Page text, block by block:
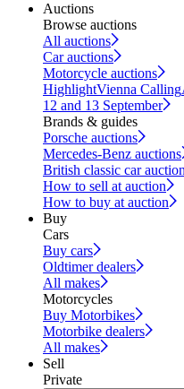
Auctions
Browse auctions
All auctions
Car auctions
Motorcycle auctions
HighlightVienna Calling
12 and 13 September
Brands & guides
Porsche auctions
Mercedes-Benz auctions
British classic car
How to sell at auction
How to buy at auction
Buy
Cars
Buy cars
Oldtimer dealers
All makes
Motorcycles
Buy Motorbikes
Motorbike dealers
All makes
Sell
Private